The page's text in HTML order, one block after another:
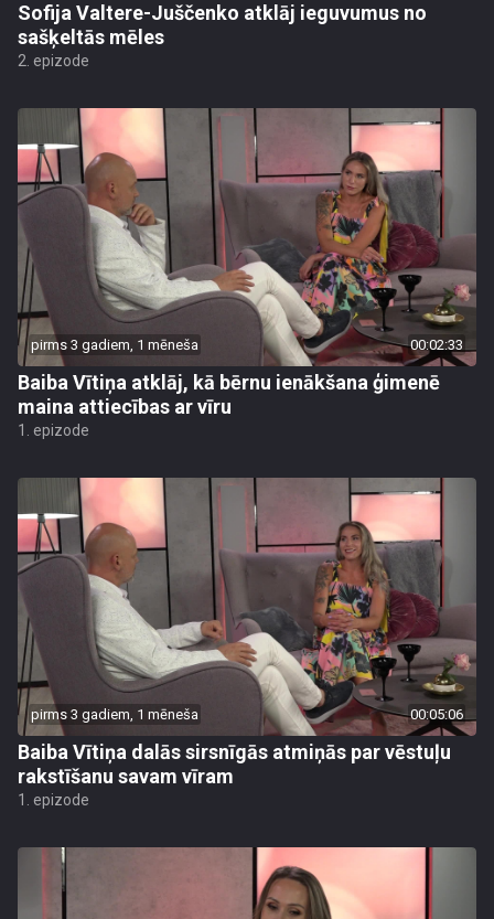
Sofija Valtere-Juščenko atklāj ieguvumus no
sašķeltās mēles
2. epizode
pirms 3 gadiem, 1 mēneša 00:02:33
Baiba Vītiņa atklāj, kā bērnu ienākšana ģimenē
maina attiecības ar vīru
1. epizode
pirms 3 gadiem, 1 mēneša 00:05:06
Baiba Vītiņa dalās sirsnīgās atmiņās par vēstuļu
rakstīšanu savam vīram
1. epizode